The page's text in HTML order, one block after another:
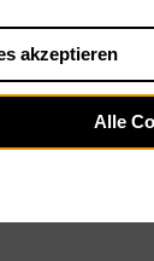
in der
akzeptieren
Alle